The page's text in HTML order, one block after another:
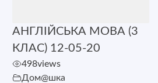
АНГЛІЙСЬКА МОВА (3
КЛАС) 12-05-20
498views
Дом@шка